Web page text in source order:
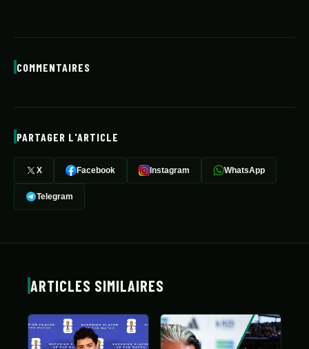
COMMENTAIRES
PARTAGER L'ARTICLE
X Facebook Instagram WhatsApp
Telegram
ARTICLES SIMILAIRES